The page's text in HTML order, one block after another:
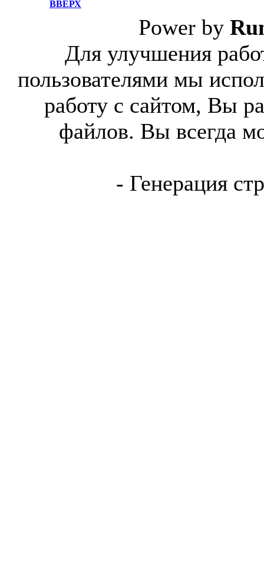
ВВЕРХ
Power by
Для улучшения
пользователями мы
работу с сайтом, Вы
файлов. Вы всегда
- Генерация